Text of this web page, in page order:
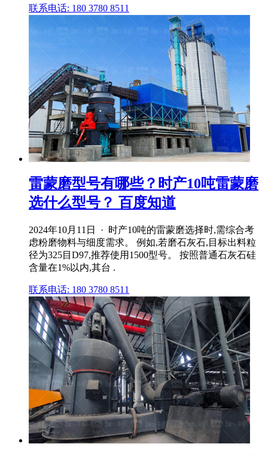
联系电话: 180 3780 8511
雷蒙磨型号有哪些？时产10吨雷蒙磨
选什么型号？ 百度知道
2024年10月11日 · 时产10吨的雷蒙磨选择时,需综合考
虑粉磨物料与细度需求。 例如,若磨石灰石,目标出料粒
径为325目D97,推荐使用1500型号。 按照普通石灰石硅
含量在1%以内,其台 .
联系电话: 180 3780 8511